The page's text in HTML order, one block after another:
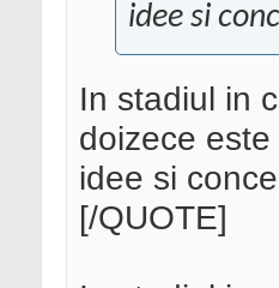
idee si
In stadiul in
doizece
idee si
[/QUOTE]